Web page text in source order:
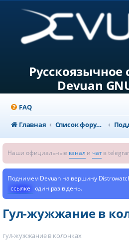
Русскоязычное
Devuan
FAQ
Главная
Список форумов
Наши официальные канал и чатв
Поднимем Devuan на вершину
ссылке один раз в день.
Гул-жужжание в
гул-жужжание в колонках